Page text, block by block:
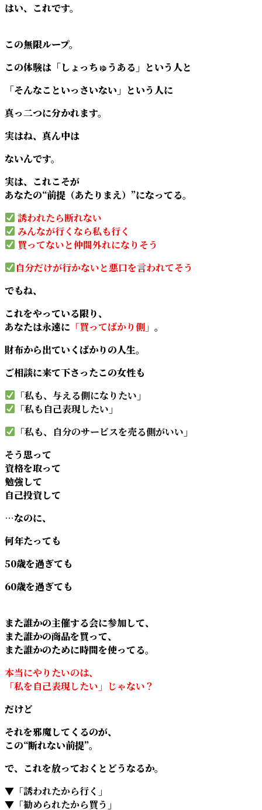
はい、これです。
この無限ループ。
この体験は「しょっちゅうある」という人と
「そんなこといっさいない」という人に
真っ二つに分かれます。
実はね、真ん中は
ないんです。
実は、これこそが
あなたの“前提（あたりまえ）”になってる。
誘われたら断れない
みんなが行くなら私も行く
買ってないと仲間外れになりそう
自分だけが行かないと悪口を言われてそう
でもね、
これをやっている限り、
あなたは永遠に 「買ってばかり側」 。
財布から出ていくばかりの人生。
ご相談に来て下さったこの女性も
「私も、与える側になりたい」
「私も自己表現したい」
「私も、自分のサービスを売る側がいい」
そう思って
資格を取って
勉強して
自己投資して
…なのに、
何年たっても
50歳を過ぎても
60歳を過ぎても
また誰かの主催する会に参加して、
また誰かの商品を買って、
また誰かのために時間を使ってる。
本当にやりたいのは、
「私を自己表現したい」じゃない？
だけど
それを邪魔してくるのが、
この“断れない前提”。
で、これを放っておくとどうなるか。
▼ 「誘われたから行く」
▼「勧められたから買う」